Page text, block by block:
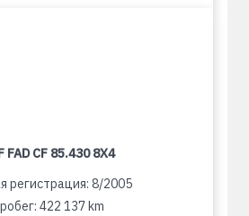
FAD CF 85.430 8X4
регистрация: 8/2005
422 137 km